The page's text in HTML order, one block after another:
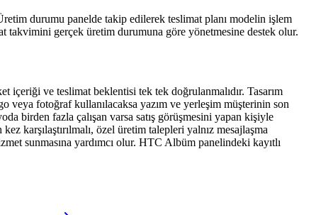
durumu panelde takip edilerek teslimat planı modelin işlem
takvimini gerçek üretim durumuna göre yönetmesine destek olur.
içeriği ve teslimat beklentisi tek tek doğrulanmalıdır. Tasarım
veya fotoğraf kullanılacaksa yazım ve yerleşim müşterinin son
birden fazla çalışan varsa satış görüşmesini yapan kişiyle
karşılaştırılmalı, özel üretim talepleri yalnız mesajlaşma
sunmasına yardımcı olur. HTC Albüm panelindeki kayıtlı